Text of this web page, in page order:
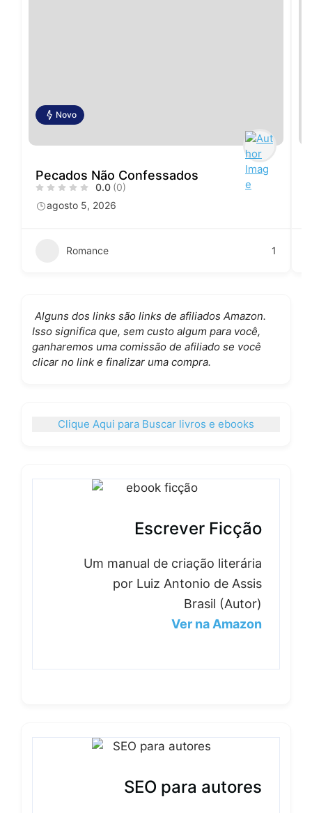
Novo
Pecados Não Confessados
0.0 (0)
agosto 5, 2026
Romance 1
Alguns dos links são links de afiliados Amazon.
Isso significa que, sem custo algum para você,
ganharemos uma comissão de afiliado se você
clicar no link e finalizar uma compra.
Clique Aqui para Buscar livros e ebooks
Escrever Ficção
Um manual de criação literária
por Luiz Antonio de Assis
Brasil (Autor)
Ver na Amazon
SEO para autores